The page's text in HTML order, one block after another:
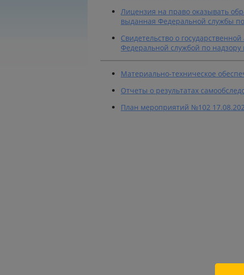
Лицензия на право оказывать
выданная Федеральной службы
Свидетельство о
Федеральной службой по
Материально-техническое
Отчеты о результатах
План мероприятий №102